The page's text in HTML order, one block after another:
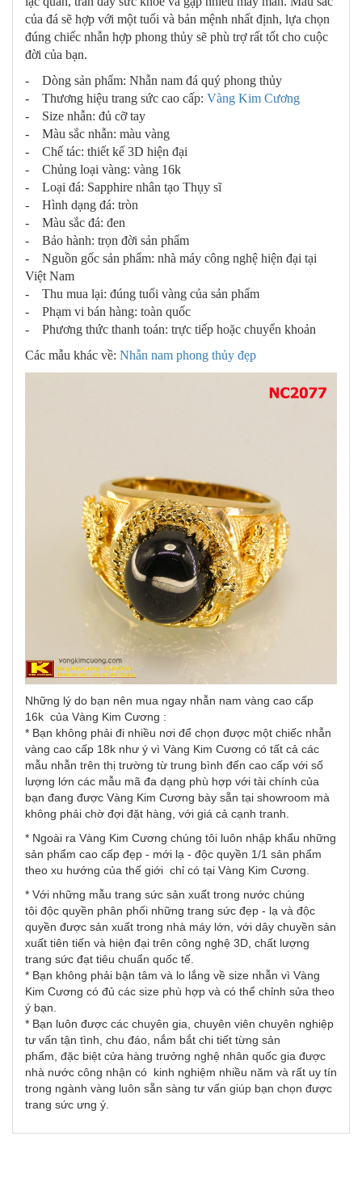
của đá sẽ hợp với một tuổi và bản mệnh nhất định, lựa chọn
đúng chiếc nhẫn hợp phong thủy sẽ phù trợ rất tốt cho cuộc
đời của bạn.
- Dòng sản phẩm: Nhẫn nam đá quý phong thủy
- Thương hiệu trang sức cao cấp: Vàng Kim Cương
- Size nhẫn: đủ cỡ tay
- Màu sắc nhẫn: màu vàng
- Chế tác: thiết kế 3D hiện đại
- Chủng loại vàng: vàng 16k
- Loại đá: Sapphire nhân tạo Thụy sĩ
- Hình dạng đá: tròn
- Màu sắc đá: đen
- Bảo hành: trọn đời sản phẩm
- Nguồn gốc sản phẩm: nhà máy công nghệ hiện đại tại
Việt Nam
- Thu mua lại: đúng tuổi vàng của sản phẩm
- Phạm vi bán hàng: toàn quốc
- Phương thức thanh toán: trực tiếp hoặc chuyển khoản
Các mẫu khác về: Nhẫn nam phong thủy đẹp
Những lý do bạn nên mua ngay nhẫn nam vàng cao cấp
16k của Vàng Kim Cương :
* Bạn không phải đi nhiều nơi để chọn được một chiếc nhẫn
vàng cao cấp 18k như ý vì Vàng Kim Cương có tất cả các
mẫu nhẫn trên thị trường từ trung bình đến cao cấp với số
lượng lớn các mẫu mã đa dạng phù hợp với tài chính của
bạn đang được Vàng Kim Cương bày sẵn tại showroom mà
không phải chờ đợi đặt hàng, với giá cả cạnh tranh.
* Ngoài ra Vàng Kim Cương chúng tôi luôn nhập khẩu những
sản phẩm cao cấp đẹp - mới lạ - độc quyền 1/1 sản phẩm
theo xu hướng của thế giới chỉ có tại Vàng Kim Cương.
* Với những mẫu trang sức sản xuất trong nước chúng
tôi độc quyền phân phối những trang sức đẹp - lạ và độc
quyền được sản xuất trong nhà máy lớn, với dây chuyền sản
xuất tiên tiến và hiện đại trên công nghệ 3D, chất lượng
trang sức đạt tiêu chuẩn quốc tế.
* Bạn không phải bận tâm và lo lắng về size nhẫn vì Vàng
Kim Cương có đủ các size phù hợp và có thể chỉnh sửa theo
ý bạn.
* Bạn luôn được các chuyên gia, chuyên viên chuyên nghiệp
tư vấn tận tình, chu đáo, nắm bắt chi tiết từng sản
phẩm, đặc biệt cửa hàng trưởng nghệ nhân quốc gia được
nhà nước công nhận có kinh nghiệm nhiều năm và rất uy tín
trong ngành vàng luôn sẵn sàng tư vấn giúp bạn chọn được
trang sức ưng ý.